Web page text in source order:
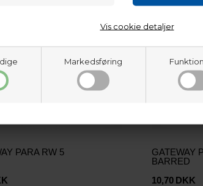
Markedsføring
Vis cookie detaljer
PARA RW 5
GATEWAY
BARRED
10,70 DKK